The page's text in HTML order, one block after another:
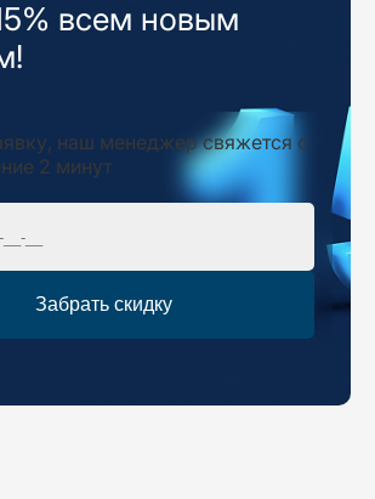
всем новым
наш менеджер свяжется с
2 минут
Забрать скидку